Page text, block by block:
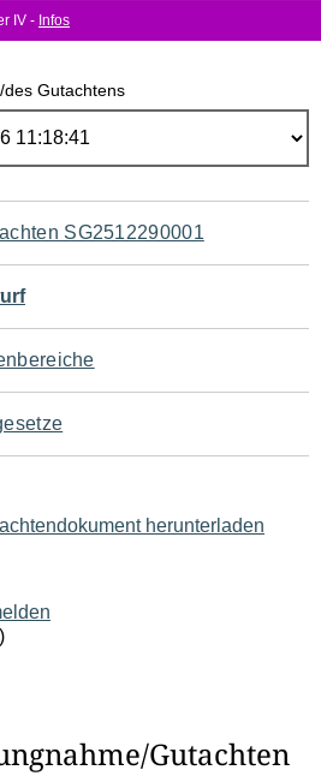
IV - Infos
Gutachtens
SG2512290001
herunterladen
)
Gutachten